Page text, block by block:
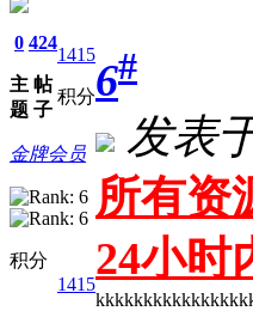
0
主
题
424
帖
子
1415
积分
金牌会员
积分
1415
6#
发表
所有资
24小时